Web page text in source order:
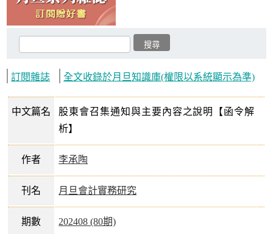
訂閱雜誌 全文收錄於月旦知識庫(權限以系統顯示為準)
中文篇名
股東會召集通知與主要內容之說明【函令解
析】
作者 李承陶
刊名 月旦會計實務研究
期數 202408 (80期)